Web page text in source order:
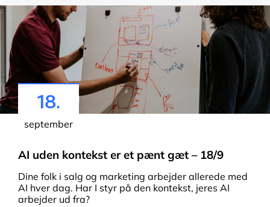
18.
september
AI uden kontekst er et pænt gæt – 18/9
Dine folk i salg og marketing arbejder allerede med
AI hver dag. Har I styr på den kontekst, jeres AI
arbejder ud fra?